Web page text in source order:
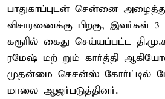
பாதுகாப்புடன் சென்னை
விசாரணைக்கு பிறகு, இவர்கள்
கரூரில் கைது செய்யப்பட்ட
ரமேஷ் மற் றும் கார்த்தி
முதன்மை செசன்ஸ் கோர்ட்டில்
மாலை ஆஜர்படுத்தினர்.